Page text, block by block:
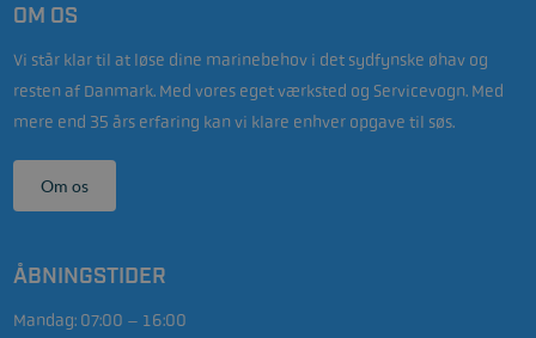
OM OS
Vi står klar til at løse dine marinebehov i det sydfynske øhav og
resten af Danmark. Med vores eget værksted og Servicevogn. Med
mere end 35 års erfaring kan vi klare enhver opgave til søs.
Om os
ÅBNINGSTIDER
Mandag:07:00 – 16:00